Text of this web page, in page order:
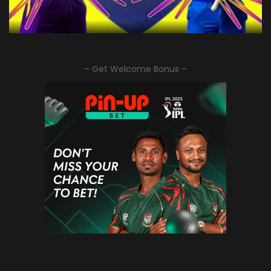
– Get Welcome Bonus –